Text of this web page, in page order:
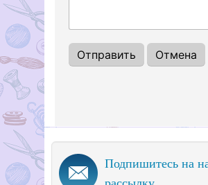
Подпишитесь на